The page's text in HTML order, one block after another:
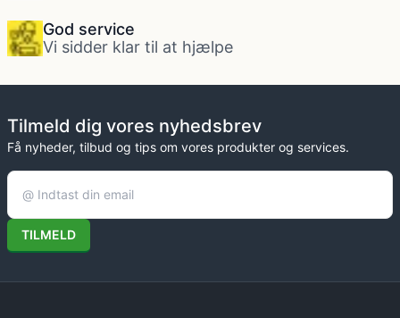
God service
Vi sidder klar til at hjælpe
Tilmeld dig vores nyhedsbrev
Få nyheder, tilbud og tips om vores produkter og services.
TILMELD